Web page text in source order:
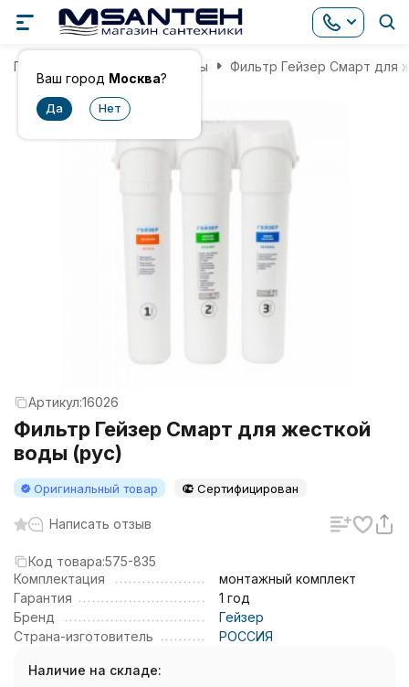
Ваш город Москва?
Главная Фильтры для воды Фильтр Гейзер Смарт для
Артикул:16026
Фильтр Гейзер Смарт для жесткой
воды (рус)
Оригинальный товар Сертифицирован
Написать отзыв
Код товара:575-835
Комплектация
монтажный комплект
Гарантия
1 год
Бренд
Гейзер
Страна-изготовитель
РОССИЯ
Наличие на складе: